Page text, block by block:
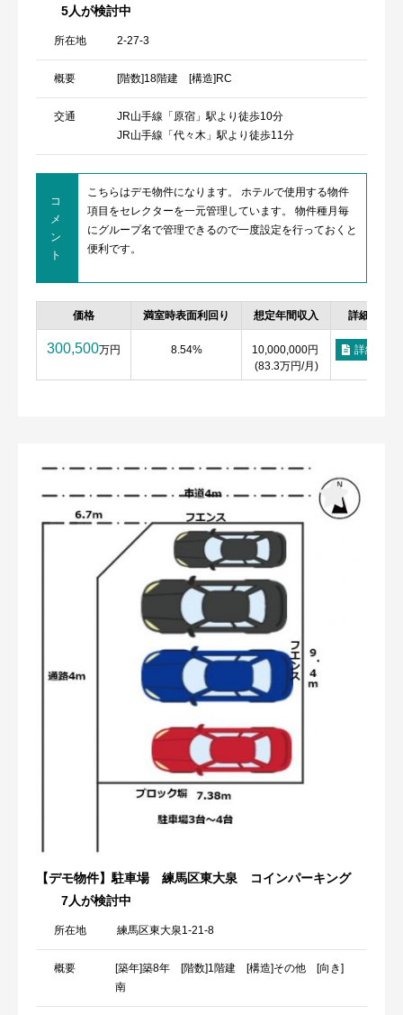
5人が検討中
所在地 2-27-3
概要 [階数]18階建 [構造]RC
交通
JR山手線「原宿」駅より徒歩10分
JR山手線「代々木」駅より徒歩11分
コ
メ
ン
ト
こちらはデモ物件になります。 ホテルで使用する物件
項目をセレクターを一元管理しています。 物件種月毎
にグループ名で管理できるので一度設定を行っておくと
便利です。
価格 満室時表面利回り 想定年間収入 詳細
300,500万円 8.54%
10,000,000円
(83.3万円/月)
詳細
【デモ物件】駐車場 練馬区東大泉 コインパーキング
7人が検討中
所在地 練馬区東大泉1-21-8
概要
[築年]築8年 [階数]1階建 [構造]その他 [向き]
南